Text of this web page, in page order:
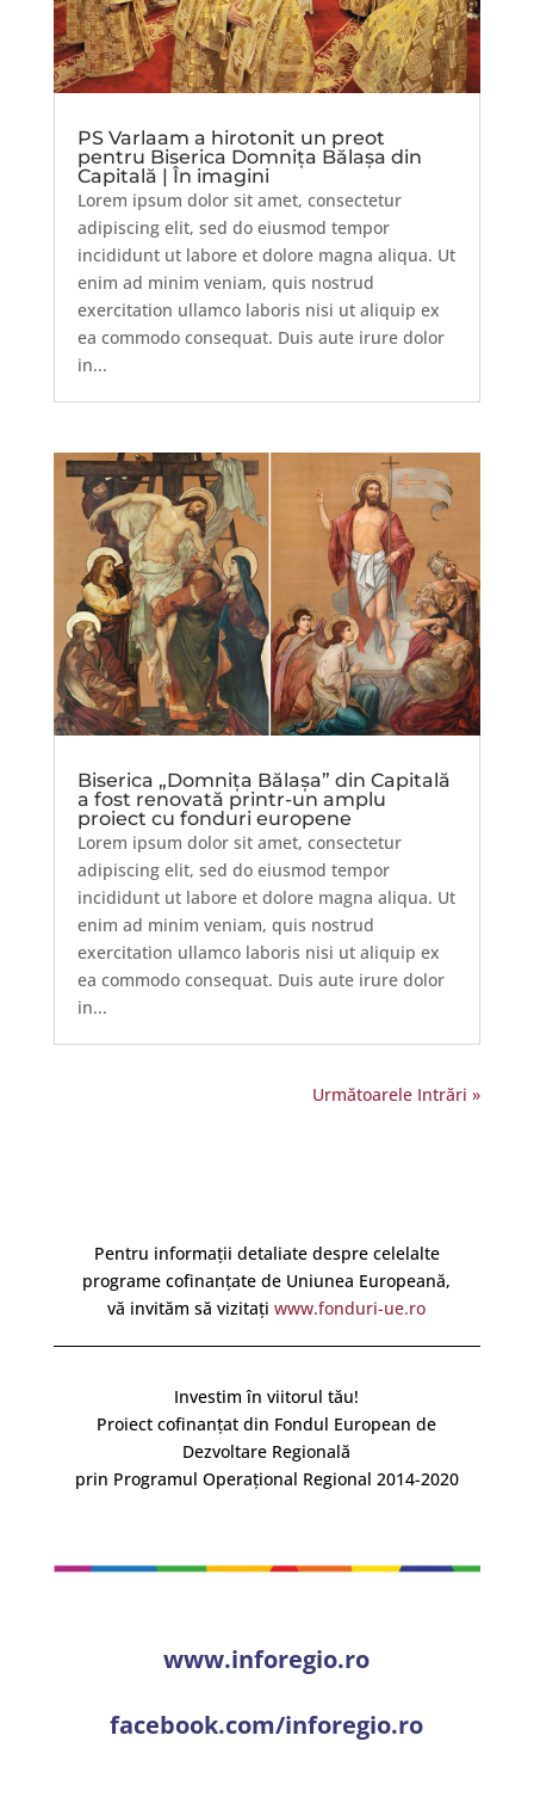
PS Varlaam a hirotonit un preot
pentru Biserica Domnița Bălașa din
Capitală | În imagini
Lorem ipsum dolor sit amet, consectetur
adipiscing elit, sed do eiusmod tempor
incididunt ut labore et dolore magna aliqua. Ut
enim ad minim veniam, quis nostrud
exercitation ullamco laboris nisi ut aliquip ex
ea commodo consequat. Duis aute irure dolor
in...
Biserica „Domnița Bălașa” din Capitală
a fost renovată printr-un amplu
proiect cu fonduri europene
Lorem ipsum dolor sit amet, consectetur
adipiscing elit, sed do eiusmod tempor
incididunt ut labore et dolore magna aliqua. Ut
enim ad minim veniam, quis nostrud
exercitation ullamco laboris nisi ut aliquip ex
ea commodo consequat. Duis aute irure dolor
in...
Următoarele Intrări »
Pentru informații detaliate despre celelalte
programe cofinanțate de Uniunea Europeană,
vă invităm să vizitațiwww.fonduri-ue.ro
Investim în viitorul tău!
Proiect cofinanțat din Fondul European de
Dezvoltare Regională
prin Programul Operațional Regional 2014-2020
www.inforegio.ro
facebook.com/inforegio.ro